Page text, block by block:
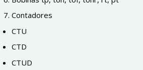
Contadores
CTU
CTD
CTUD